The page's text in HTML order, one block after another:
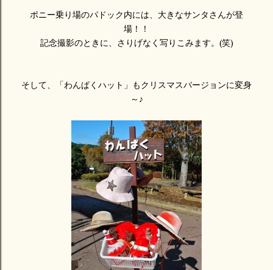
ポニー乗り場のパドック内には、大きなサンタさんが登
場！！
記念撮影のときに、さりげなく写りこみます。(笑)
そして、「わんぱくハット」もクリスマスバージョンに変身
～♪